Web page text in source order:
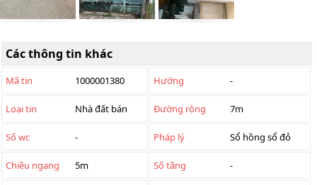
Các thông tin khác
Mã tin 1000001380 Hướng -
Loại tin Nhà đất bán Đường rộng 7m
Số wc - Pháp lý Sổ hồng sổ đỏ
Chiều ngang 5m Số tầng -